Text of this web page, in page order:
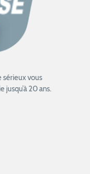
sérieux vous
jusqu’à 20 ans.